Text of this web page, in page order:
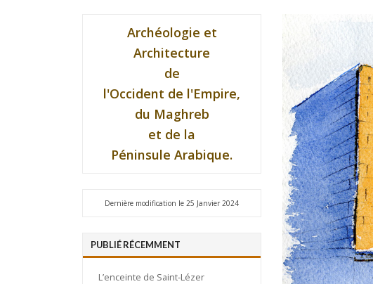
Archéologie et
Architecture
de
l'Occident de l'Empire,
du Maghreb
et de la
Péninsule Arabique.
Dernière modification le 25 Janvier 2024
PUBLIÉ RÉCEMMENT
L’enceinte de Saint-Lézer